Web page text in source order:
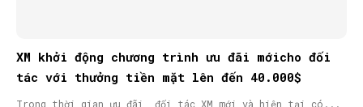
XM khởi động chương trình ưu đãi mớicho đối
tác với thưởng tiền mặt lên đến 40.000$
Trong thời gian ưu đãi, đối tác XM mới và hiện tại có...